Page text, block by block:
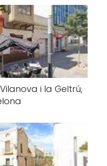
i la Geltrú,